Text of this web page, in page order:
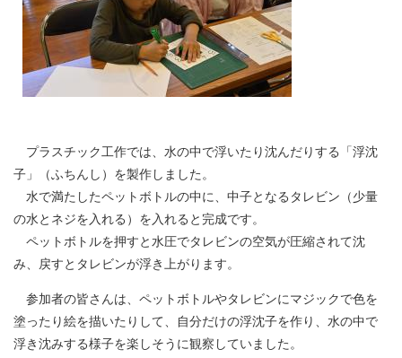
プラスチック工作では、水の中で浮いたり沈んだりする「浮沈
子」（ふちんし）を製作しました。
水で満たしたペットボトルの中に、中子となるタレビン（少量
の水とネジを入れる）を入れると完成です。
ペットボトルを押すと水圧でタレビンの空気が圧縮されて沈
み、戻すとタレビンが浮き上がります。
参加者の皆さんは、ペットボトルやタレビンにマジックで色を
塗ったり絵を描いたりして、自分だけの浮沈子を作り、水の中で
浮き沈みする様子を楽しそうに観察していました。